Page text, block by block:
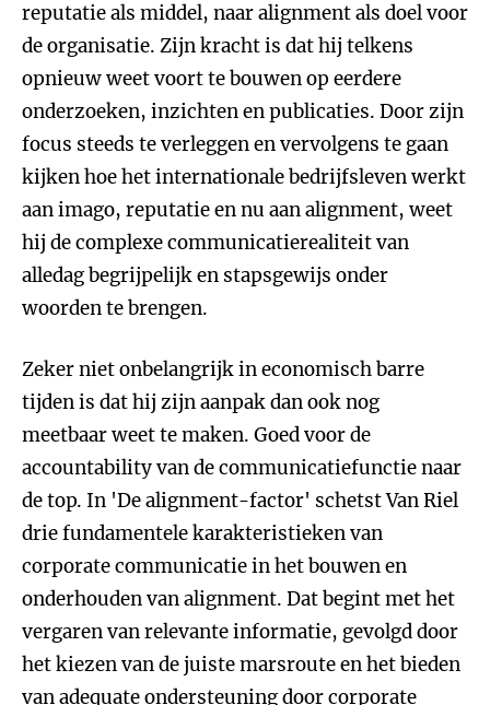
reputatie als middel, naar alignment als doel voor
de organisatie. Zijn kracht is dat hij telkens
opnieuw weet voort te bouwen op eerdere
onderzoeken, inzichten en publicaties. Door zijn
focus steeds te verleggen en vervolgens te gaan
kijken hoe het internationale bedrijfsleven werkt
aan imago, reputatie en nu aan alignment, weet
hij de complexe communicatierealiteit van
alledag begrijpelijk en stapsgewijs onder
woorden te brengen.
Zeker niet onbelangrijk in economisch barre
tijden is dat hij zijn aanpak dan ook nog
meetbaar weet te maken. Goed voor de
accountability van de communicatiefunctie naar
de top. In 'De alignment-factor' schetst Van Riel
drie fundamentele karakteristieken van
corporate communicatie in het bouwen en
onderhouden van alignment. Dat begint met het
vergaren van relevante informatie, gevolgd door
het kiezen van de juiste marsroute en het bieden
van adequate ondersteuning door corporate